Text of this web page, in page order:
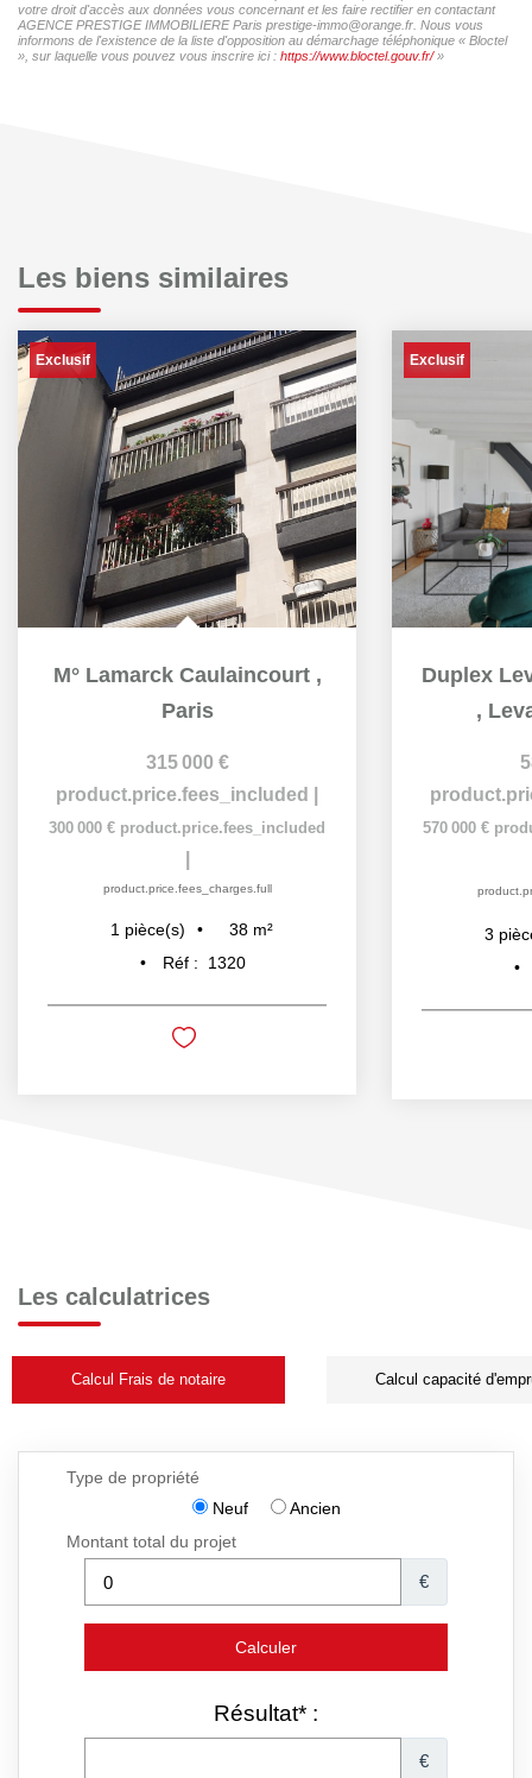
votre droit d'accès aux données vous concernant et les faire rectifier en contactant
AGENCE PRESTIGE IMMOBILIERE Paris prestige-immo@orange.fr. Nous vous
informons de l'existence de la liste d'opposition au démarchage téléphonique « Bloctel
», sur laquelle vous pouvez vous inscrire ici : https://www.bloctel.gouv.fr/»
Les biens similaires
Exclusif
M° Lamarck Caulaincourt ,
Paris
315 000 €
product.price.fees_included
300 000 € product.price.fees_included
product.price.fees_charges.full
1 pièce(s) 38 m²
Réf :
1320
Exclusif
,
570 000 €
3
Les calculatrices
Calcul Frais de notaire Calcul capacité